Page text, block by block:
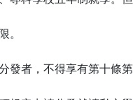
。
發者，不得享有第十條